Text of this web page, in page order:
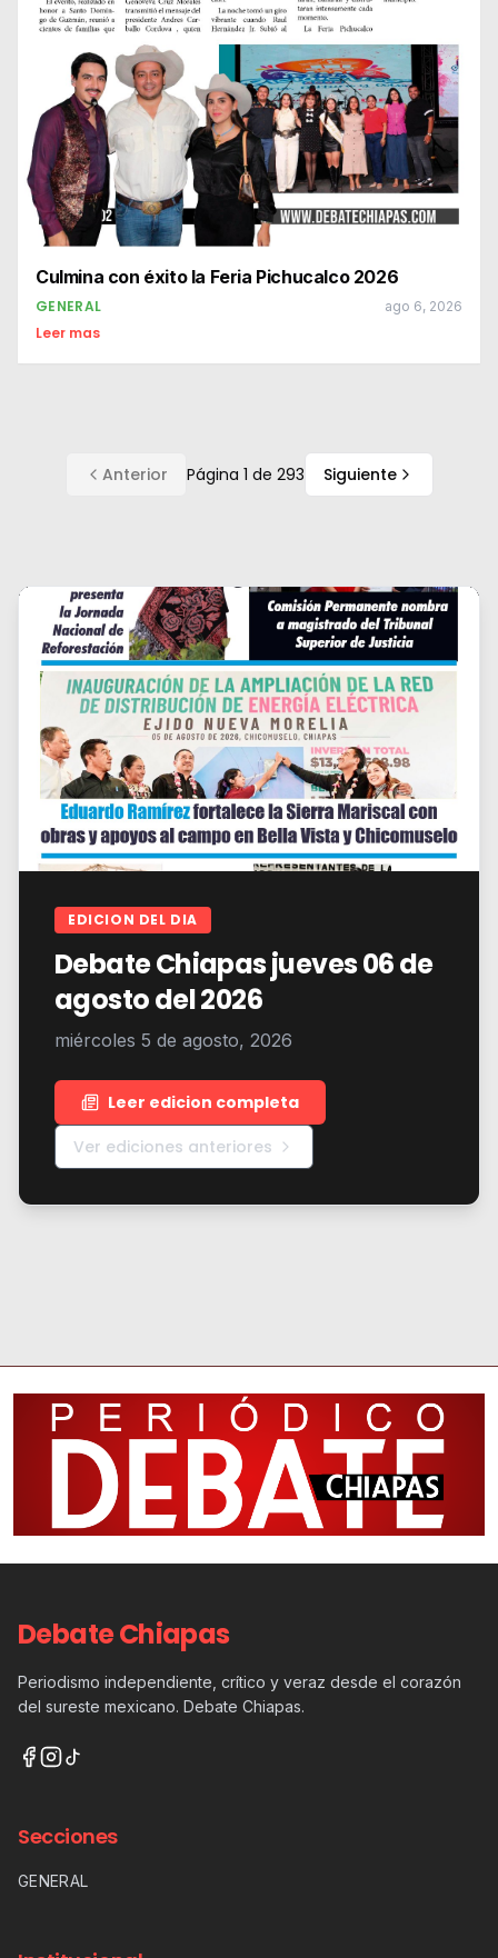
Culmina con éxito la Feria Pichucalco 2026
GENERAL ago 6, 2026
Leer mas
Anterior Página 1 de 293 Siguiente
EDICION DEL DIA
Debate Chiapas jueves 06 de
agosto del 2026
miércoles 5 de agosto, 2026
Leer edicion completa
Ver ediciones anteriores
Debate Chiapas
Periodismo independiente, crítico y veraz desde el corazón
del sureste mexicano. Debate Chiapas.
Secciones
GENERAL